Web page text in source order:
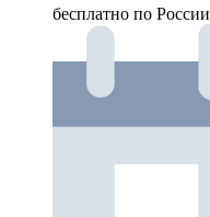
бесплатно по России